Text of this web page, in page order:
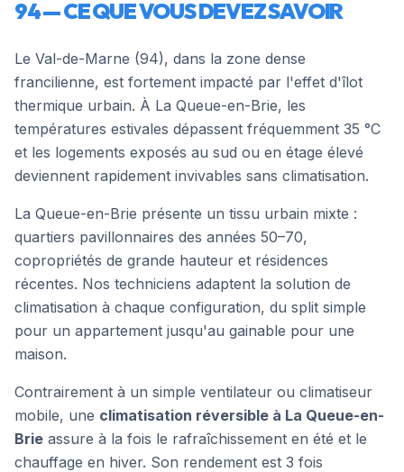
94— CE QUE VOUS DEVEZ SAVOIR
Le Val-de-Marne (94), dans la zone dense
francilienne, est fortement impacté par l'effet d'îlot
thermique urbain. À La Queue-en-Brie, les
températures estivales dépassent fréquemment 35 °C
et les logements exposés au sud ou en étage élevé
deviennent rapidement invivables sans climatisation.
La Queue-en-Brie présente un tissu urbain mixte :
quartiers pavillonnaires des années 50–70,
copropriétés de grande hauteur et résidences
récentes. Nos techniciens adaptent la solution de
climatisation à chaque configuration, du split simple
pour un appartement jusqu'au gainable pour une
maison.
Contrairement à un simple ventilateur ou climatiseur
mobile, une climatisation réversible à La Queue-en-
Brie assure à la fois le rafraîchissement en été et le
chauffage en hiver. Son rendement est 3 fois